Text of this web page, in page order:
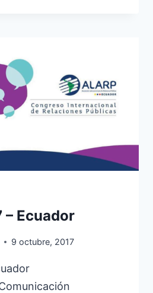
– Ecuador
9 octubre, 2017